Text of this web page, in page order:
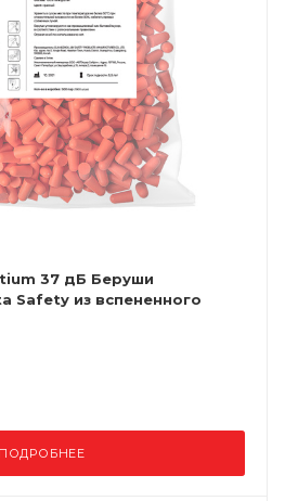
37 дБ Беруши
Safety из вспененного
500 пар для диспенсера
ПОДРОБНЕЕ